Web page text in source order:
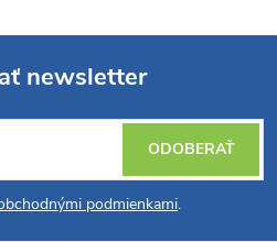
newsletter
podmienkami.
ODOBERAŤ